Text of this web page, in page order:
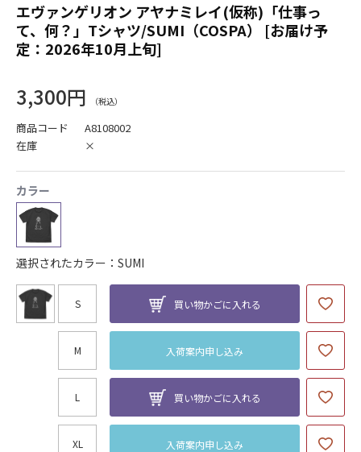
エヴァンゲリオン アヤナミレイ(仮称)「仕事っ
て、何？」Tシャツ/SUMI（COSPA） [お届け予
定：2026年10月上旬]
3,300円
商品コード
A8108002
在庫
×
カラー
選択されたカラー：SUMI
S 買い物かごに入れる
M 入荷案内申し込み
L 買い物かごに入れる
XL 入荷案内申し込み